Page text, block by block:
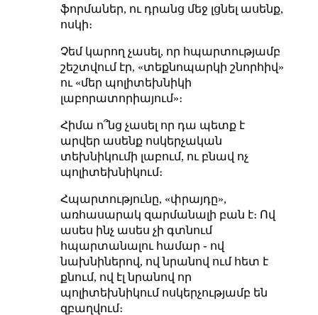
ֆորմաներ, ու դրանց մեջ լցնել ասենք,
ոսկի։
Չեմ կարող չասել, որ հպարտությամբ
շեշտվում էր, «տեքնոպարկի շնորհիվ»
ու «մեր պոլիտեխնիկի
լաբորատորիայում»։
Հիմա ո՞նց չասել որ դա պետք է
արվեր ասենք ոսկերչական
տեխնիկումի լաբում, ու բնավ ոչ
պոլիտեխնիկում։
Հպարտությունը, «փրայդը»,
առհասարակ զարմանալի բան է։ Ով
ասես ինչ ասես չի գտնում
հպարտանալու համար ֊ ով
նախնիներով, ով նրանով ում հետ է
քնում, ով էլ նրանով որ
պոլիտեխնիկում ոսկերչությամբ են
զբաղվում։